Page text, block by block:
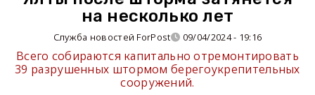
на несколько лет
Служба новостей ForPost 09/04/2024 - 19:16
Всего собираются капитально отремонтировать
39 разрушенных штормом берегоукрепительных
сооружений.